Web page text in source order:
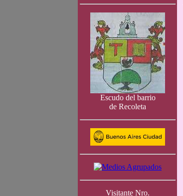
Escudo del barrio
de Recoleta
Visitante Nro.